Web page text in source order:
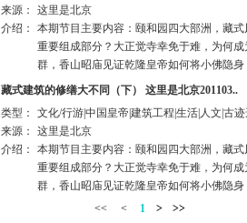
来源：
这里是北京
介绍：
本期节目主要内容：颐和园四大部洲，藏
重要组成部分？大正觉寺幸免于难，为何
群，香山昭庙见证乾隆皇帝如何将小佛隐身
藏式建筑的修缮大不同（下） 这里是北京201103..
类型：
文化/行游|中国皇帝|建筑工程|生活|人文|古
来源：
这里是北京
介绍：
本期节目主要内容：颐和园四大部洲，藏
重要组成部分？大正觉寺幸免于难，为何
群，香山昭庙见证乾隆皇帝如何将小佛隐身
<<
< 1 > >>